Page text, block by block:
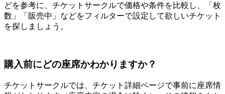
どを参考に、チケットサークルで価格や条件を比較し、「枚
数」「販売中」などをフィルターで設定して欲しいチケット
を探しましょう。
購入前にどの座席かわかりますか？
チケットサークルでは、チケット詳細ページで事前に座席情